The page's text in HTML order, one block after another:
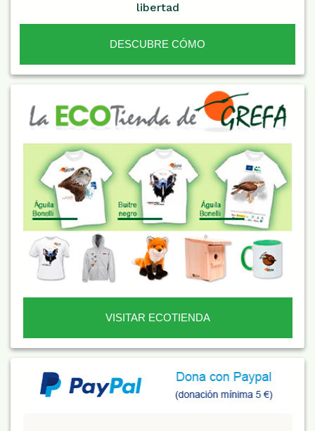
libertad
DESCUBRE CÓMO
VISITAR ECOTIENDA